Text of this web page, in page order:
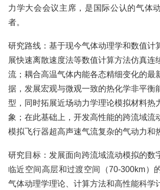
力学大会会议主席，是国际公认的气体
者。
研究路线：基于现今气体动理学和数值计
展快速离散速度法等数值计算方法仿真连
流；耦合高温气体内能各态精细变化的最
据，发展宏观与微观一致的热化学非平衡
型，同时拓展近场动力学理论模拟材料热
象；在此基础上，开发高性能的跨流域流
模拟飞行器超高声速气流复杂的气动力和
研究目标：发展面向跨流域流动模拟的数
临近空间高层和过渡空间（70-300km）
气体动理学理论、计算方法和高性能科学